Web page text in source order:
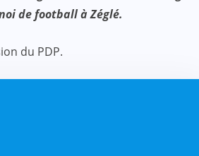
de football à Zéglé.
du PDP.